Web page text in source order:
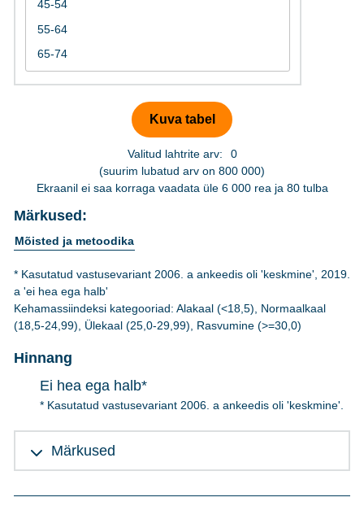
Valitud lahtrite arv:
0
(suurim lubatud arv on 800 000)
Ekraanil ei saa korraga vaadata üle 6 000 rea ja 80 tulba
Märkused:
Mõisted ja metoodika
* Kasutatud vastusevariant 2006. a ankeedis oli 'keskmine', 2019.
a 'ei hea ega halb'
Kehamassiindeksi kategooriad: Alakaal (<18,5), Normaalkaal
(18,5-24,99), Ülekaal (25,0-29,99), Rasvumine (>=30,0)
Hinnang
Ei hea ega halb*
* Kasutatud vastusevariant 2006. a ankeedis oli 'keskmine'.
Märkused